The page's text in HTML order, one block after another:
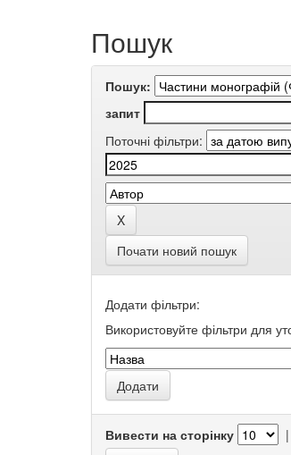
Пошук
Пошук:
запит
Поточні фільтри:
Почати новий пошук
Додати фільтри:
Використовуйте фільтри для
Вивести на сторінку |